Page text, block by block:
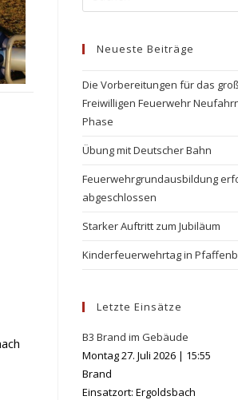
Neueste Beiträge
Die Vorbereitungen für das
Freiwilligen Feuerwehr
Phase
Übung mit Deutscher Bahn
Feuerwehrgrundausbildung
abgeschlossen
Starker Auftritt zum Jubiläum
Kinderfeuerwehrtag in
Letzte Einsätze
B3 Brand im Gebäude
Montag 27. Juli 2026 | 15:55
Brand
Einsatzort: Ergoldsbach